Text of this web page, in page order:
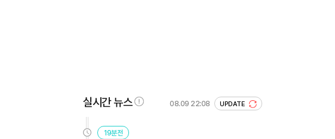
실시간 뉴스 08.09 22:08 UPDATE
19분전